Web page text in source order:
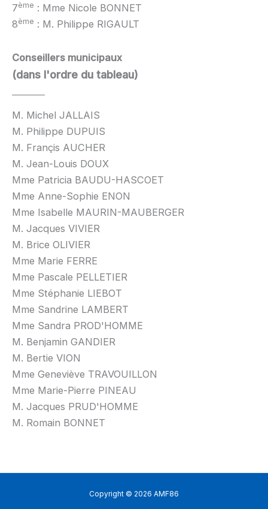
7ème : Mme Nicole BONNET
8ème : M. Philippe RIGAULT
Conseillers municipaux
(dans l'ordre du tableau)
M. Michel JALLAIS
M. Philippe DUPUIS
M. Françis AUCHER
M. Jean-Louis DOUX
Mme Patricia BAUDU-HASCOET
Mme Anne-Sophie ENON
Mme Isabelle MAURIN-MAUBERGER
M. Jacques VIVIER
M. Brice OLIVIER
Mme Marie FERRE
Mme Pascale PELLETIER
Mme Stéphanie LIEBOT
Mme Sandrine LAMBERT
Mme Sandra PROD'HOMME
M. Benjamin GANDIER
M. Bertie VION
Mme Geneviève TRAVOUILLON
Mme Marie-Pierre PINEAU
M. Jacques PRUD'HOMME
M. Romain BONNET
Copyright © 2026 AMF86